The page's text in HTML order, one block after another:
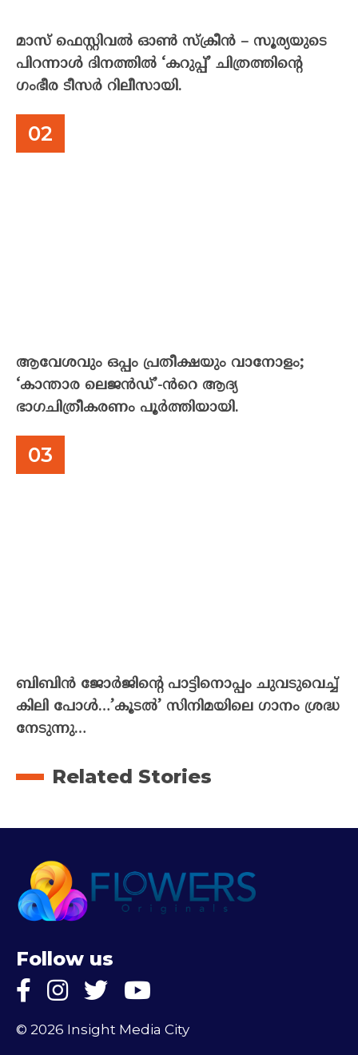
മാസ് ഫെസ്റ്റിവൽ ഓൺ സ്‌ക്രീൻ – സൂര്യയുടെ
പിറന്നാൾ ദിനത്തിൽ ‘കറുപ്പ്’ ചിത്രത്തിന്റെ
ഗംഭീര ടീസർ റിലീസായി.
ആവേശവും ഒപ്പം പ്രതീക്ഷയും വാനോളം;
‘കാന്താര ലെജൻഡ്’-ൻറെ ആദ്യ
ഭാഗചിത്രീകരണം പൂർത്തിയായി.
ബിബിൻ ജോർജിന്റെ പാട്ടിനൊപ്പം ചുവടുവെച്ച്
കിലി പോൾ…’കൂടൽ’ സിനിമയിലെ ഗാനം ശ്രദ്ധ
നേടുന്നു…
Related Stories
Follow us
© 2026 Insight Media City